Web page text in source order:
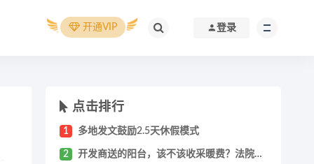
开通VIP 登录
点击排行
1 多地发文鼓励2.5天休假模式
2 开发商送的阳台，该不该收采暖费？法院判供